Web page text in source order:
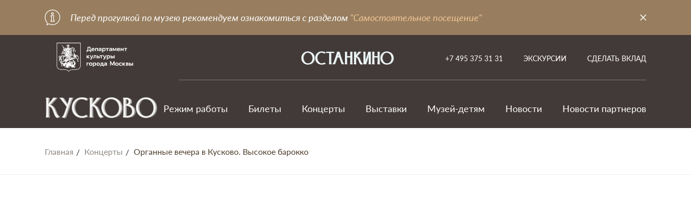
Перед прогулкой по музею рекомендуем ознакомиться с разделом "Самостоятельное посещение"
+7 495 375 31 31 ЭКСКУРСИИ СДЕЛАТЬ ВКЛАД
Режим работы Билеты Концерты Выставки Музей-детям Новости Новости партнеров
Главная Концерты Органные вечера в Кусково. Высокое барокко